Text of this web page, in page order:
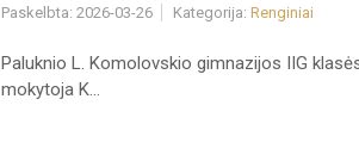
Paskelbta: 2026-03-26 Kategorija: Renginiai
Paluknio L. Komolovskio gimnazijos IIG
mokytoja K...